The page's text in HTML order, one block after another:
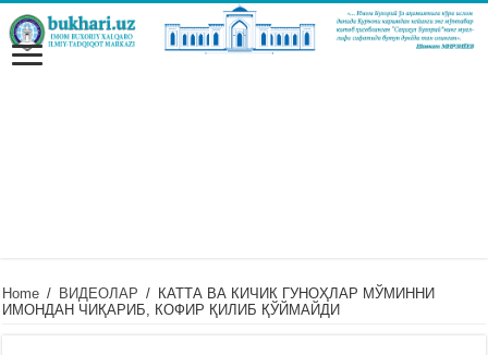
Home / ВИДЕОЛАР / КАТТА ВА КИЧИК ГУНОҲЛАР МЎМИННИ
ИМОНДАН ЧИҚАРИБ, КОФИР ҚИЛИБ ҚЎЙМАЙДИ